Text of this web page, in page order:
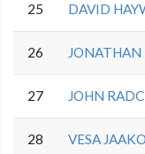
25 DAVID
26
27 JOHN
28 VESA